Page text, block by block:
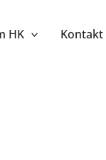
HK Kontakt